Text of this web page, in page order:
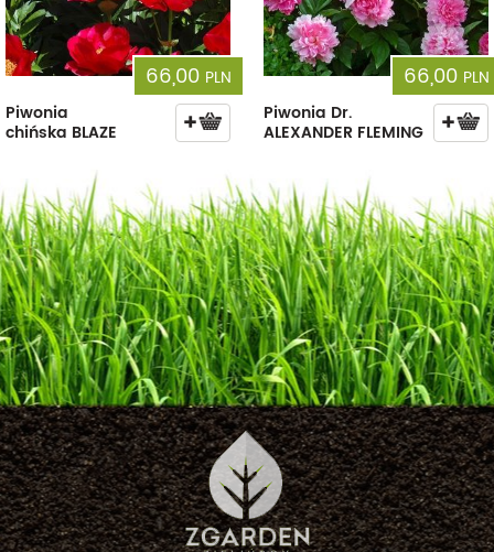
66,00 PLN
Piwonia
chińska BLAZE
66,00 PLN
Piwonia Dr.
ALEXANDER FLEMING